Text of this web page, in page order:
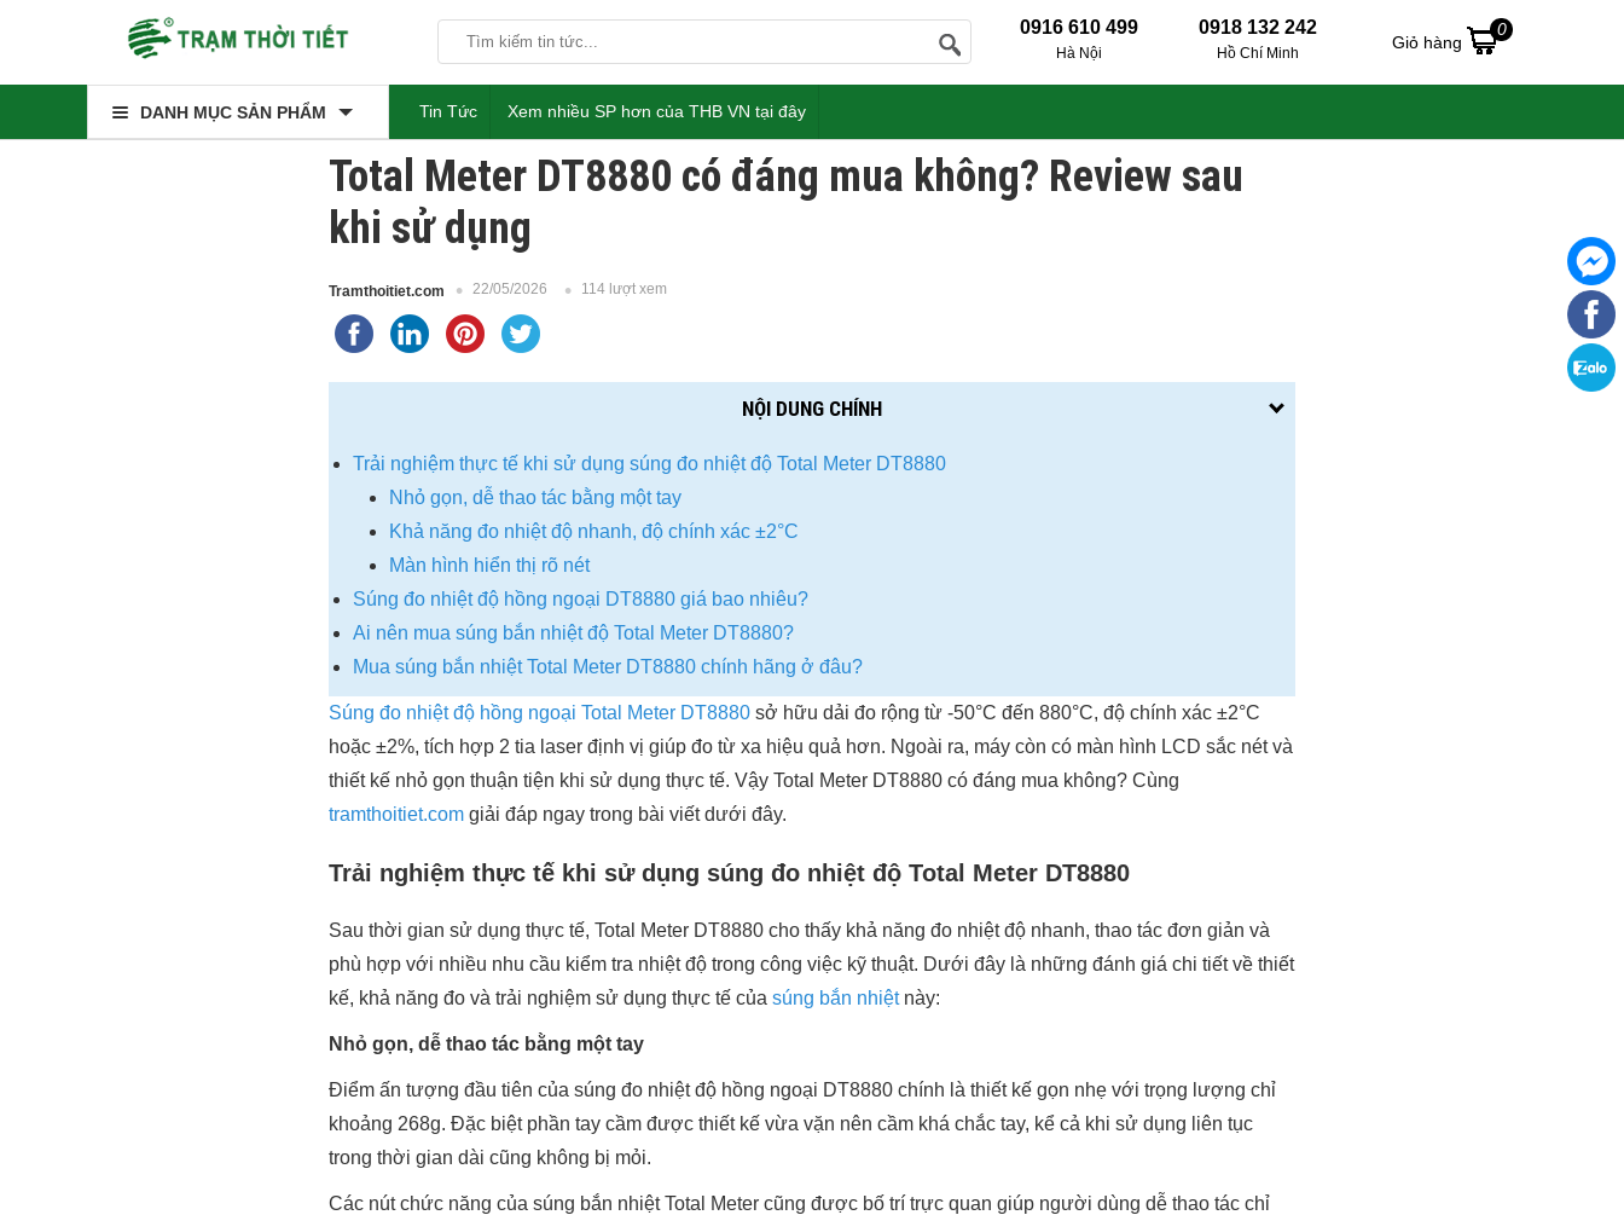
0916 610 499
Hà Nội
0918 132 242
Hồ Chí Minh
Giỏ hàng
0
DANH MỤC SẢN PHẨM Tin Tức Xem nhiều SP hơn của THB VN tại đây
Total Meter DT8880 có đáng mua không? Review sau
khi sử dụng
Tramthoitiet.com 22/05/2026 114 lượt xem
NỘI DUNG CHÍNH
Trải nghiệm thực tế khi sử dụng súng đo nhiệt độ Total Meter DT8880
Nhỏ gọn, dễ thao tác bằng một tay
Khả năng đo nhiệt độ nhanh, độ chính xác ±2°C
Màn hình hiển thị rõ nét
Súng đo nhiệt độ hồng ngoại DT8880 giá bao nhiêu?
Ai nên mua súng bắn nhiệt độ Total Meter DT8880?
Mua súng bắn nhiệt Total Meter DT8880 chính hãng ở đâu?
Súng đo nhiệt độ hồng ngoại Total Meter DT8880 sở hữu dải đo rộng từ -50°C đến 880°C, độ chính xác ±2°C
hoặc ±2%, tích hợp 2 tia laser định vị giúp đo từ xa hiệu quả hơn. Ngoài ra, máy còn có màn hình LCD sắc nét và
thiết kế nhỏ gọn thuận tiện khi sử dụng thực tế. Vậy Total Meter DT8880 có đáng mua không? Cùng
tramthoitiet.com giải đáp ngay trong bài viết dưới đây.
Trải nghiệm thực tế khi sử dụng súng đo nhiệt độ Total Meter DT8880
Sau thời gian sử dụng thực tế, Total Meter DT8880 cho thấy khả năng đo nhiệt độ nhanh, thao tác đơn giản và
phù hợp với nhiều nhu cầu kiểm tra nhiệt độ trong công việc kỹ thuật. Dưới đây là những đánh giá chi tiết về thiết
kế, khả năng đo và trải nghiệm sử dụng thực tế của súng bắn nhiệtnày:
Nhỏ gọn, dễ thao tác bằng một tay
Điểm ấn tượng đầu tiên của súng đo nhiệt độ hồng ngoại DT8880 chính là thiết kế gọn nhẹ với trọng lượng chỉ
khoảng 268g. Đặc biệt phần tay cầm được thiết kế vừa vặn nên cầm khá chắc tay, kể cả khi sử dụng liên tục
trong thời gian dài cũng không bị mỏi.
Các nút chức năng của súng bắn nhiệt Total Meter cũng được bố trí trực quan giúp người dùng dễ thao tác chỉ